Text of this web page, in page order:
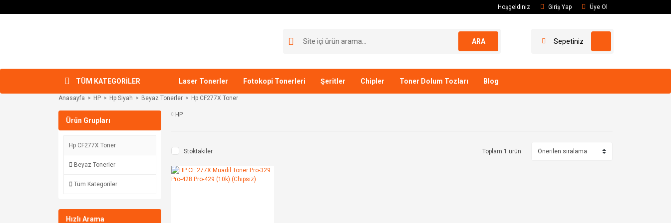
Hoşgeldiniz Giriş Yap Üye Ol
ARA Sepetiniz
TÜM KATEGORİLER Laser Tonerler Fotokopi Tonerleri Şeritler Chipler Toner Dolum Tozları Blog
Anasayfa HP Hp Siyah Beyaz Tonerler Hp CF277X Toner
Ürün Grupları
Hp CF277X Toner
Beyaz Tonerler
Tüm Kategoriler
Hızlı Arama
HP
Stoktakiler Toplam 1 ürün